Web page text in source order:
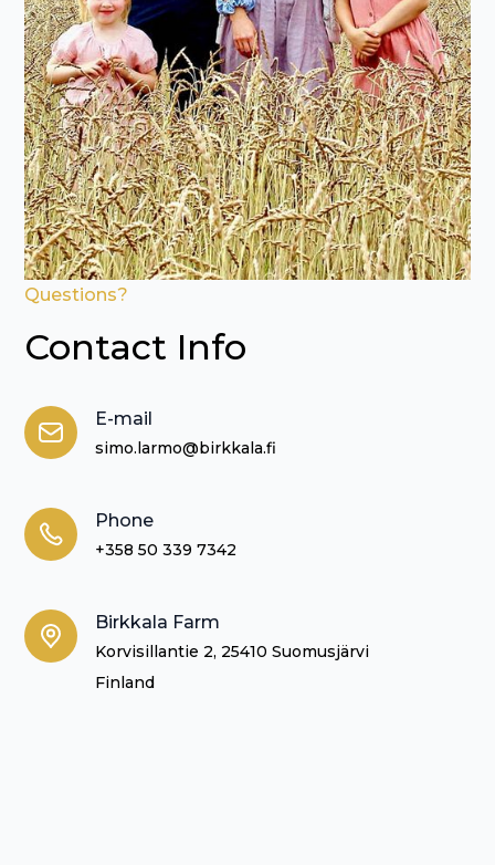
Questions?
Contact Info
E-mail
simo.larmo@birkkala.fi
Phone
+358 50 339 7342
Birkkala Farm
Korvisillantie 2, 25410 Suomusjärvi
Finland